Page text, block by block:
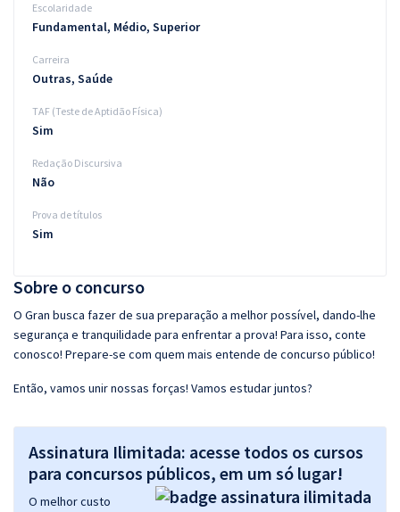
Sobre o concurso
O Gran busca fazer de sua preparação a melhor possível, dando-lhe
segurança e tranquilidade para enfrentar a prova! Para isso, conte
conosco! Prepare-se com quem mais entende de concurso público!
Então, vamos unir nossas forças! Vamos estudar juntos?
Assinatura Ilimitada: acesse todos os cursos
para concursos públicos, em um só lugar!
O melhor custo
Escolaridade
Fundamental, Médio, Superior
Carreira
Outras, Saúde
TAF (Teste de Aptidão Física)
Sim
Redação Discursiva
Não
Prova de títulos
Sim